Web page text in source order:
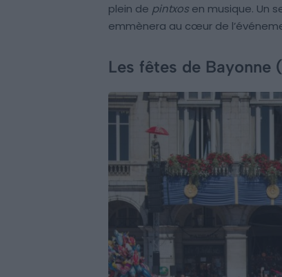
plein de pintxos en musique. Un
emmènera au cœur de
Les fêtes de